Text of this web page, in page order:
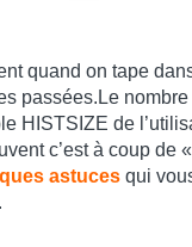
quand on tape
passées.Le
HISTSIZE de
c’est à coup de
astuces qui